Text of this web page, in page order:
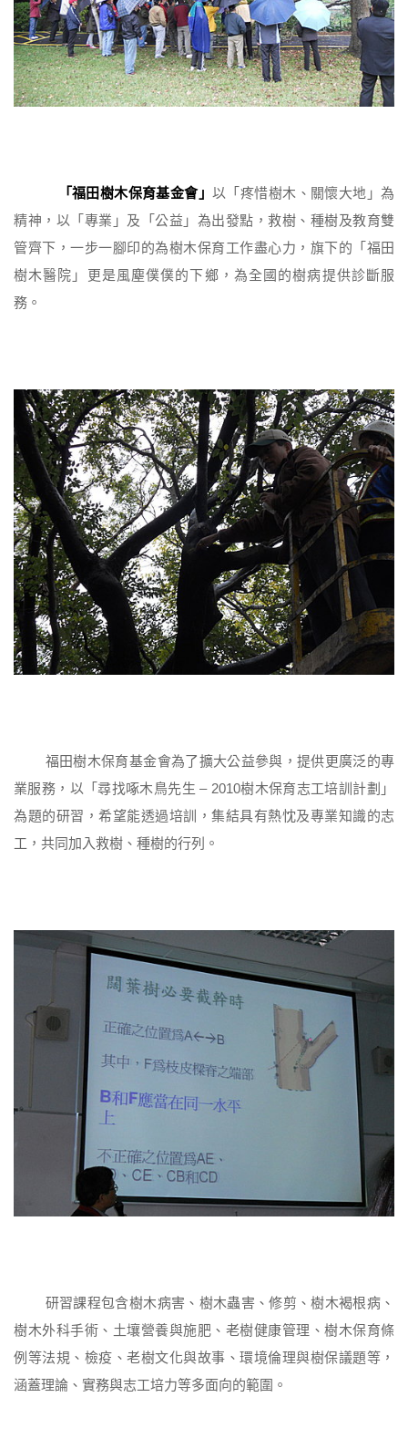
「福田樹木保育基金會」以「疼惜樹木、關懷大地」為
精神，以「專業」及「公益」為出發點，救樹、種樹及教育雙
管齊下，一步一腳印的為樹木保育工作盡心力，旗下的「福田
樹木醫院」更是風塵僕僕的下鄉，為全國的樹病提供診斷服
務。
福田樹木保育基金會為了擴大公益參與，提供更廣泛的專
業服務，以「尋找啄木鳥先生 – 2010樹木保育志工培訓計劃」
為題的研習，希望能透過培訓，集結具有熱忱及專業知識的志
工，共同加入救樹、種樹的行列。
研習課程包含樹木病害、樹木蟲害、修剪、樹木褐根病、
樹木外科手術、土壤營養與施肥、老樹健康管理、樹木保育條
例等法規、檢疫、老樹文化與故事、環境倫理與樹保議題等，
涵蓋理論、實務與志工培力等多面向的範圍。